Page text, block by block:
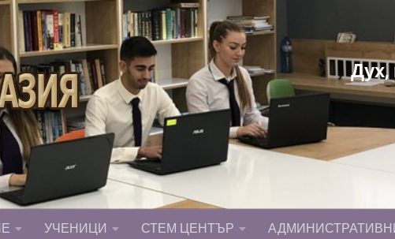
Дух,
УЧЕНИЦИ СТЕМ ЦЕНТЪР